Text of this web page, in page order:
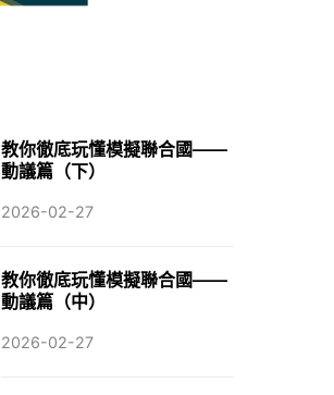
教你徹底玩懂模擬聯合國——
動議篇（下）
2026-02-27
教你徹底玩懂模擬聯合國——
動議篇（中）
2026-02-27